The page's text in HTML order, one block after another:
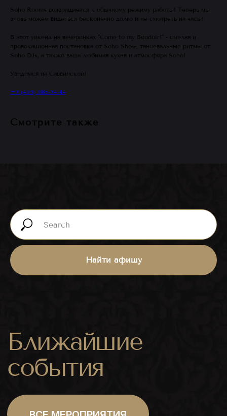
Soho Rooms возвращается к обычному режиму работы! Теперь мы
вновь можем видеться бесконечно долго и не смотреть на часы!
В этот уикенд на вечеринках "Come to my Boudoir!" - смелая и
провокационная постановка от Soho Show, танцевальные ритмы от
Soho DJs, а также ваша любимая кухня и атмосфера Soho!
Увидимся на Саввинской!
+7 (495) 988-74-44
Смотрите также
Найти афишу